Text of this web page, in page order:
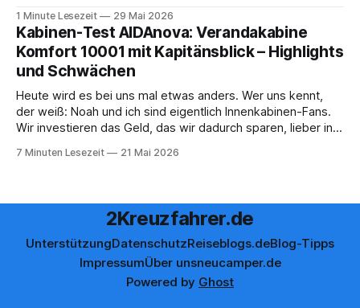
werden, um das Bordguthaben zu erhalten. Bereits vor
einiger Zeit wurde zudem die Möglichkeit gestrichen, das
Bordguthaben per
1 Minute Lesezeit 29 Mai 2026
Kabinen-Test AIDAnova: Verandakabine
Komfort 10001 mit Kapitänsblick – Highlights
und Schwächen
Heute wird es bei uns mal etwas anders. Wer uns kennt,
der weiß: Noah und ich sind eigentlich Innenkabinen-Fans.
Wir investieren das Geld, das wir dadurch sparen, lieber in
Cocktail an der Bar. Auch auf einer unserer letzten Reisen
7 Minuten Lesezeit 21 Mai 2026
2Kreuzfahrer.de
UnterstützungDatenschutzReiseblogs.deBlog-Tipps
ImpressumÜber unsneucamper.de
Powered by Ghost